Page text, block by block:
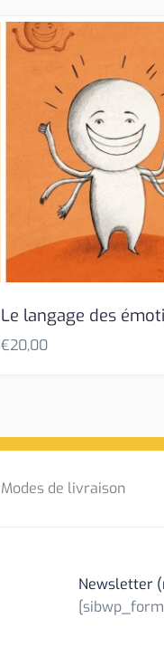
Le langage des
€20,00
Modes de livraison
Newsletter